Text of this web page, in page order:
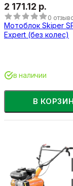
2 171.12 р.
0
Мотоблок Skiper
Expert (без колес)
В
в наличии